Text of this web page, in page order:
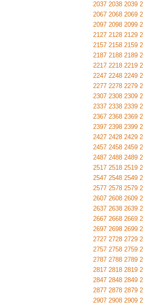
2037 2038 2039
2067 2068 2069
2097 2098 2099
2127 2128 2129
2157 2158 2159
2187 2188 2189
2217 2218 2219
2247 2248 2249
2277 2278 2279
2307 2308 2309
2337 2338 2339
2367 2368 2369
2397 2398 2399
2427 2428 2429
2457 2458 2459
2487 2488 2489
2517 2518 2519
2547 2548 2549
2577 2578 2579
2607 2608 2609
2637 2638 2639
2667 2668 2669
2697 2698 2699
2727 2728 2729
2757 2758 2759
2787 2788 2789
2817 2818 2819
2847 2848 2849
2877 2878 2879
2907 2908 2909